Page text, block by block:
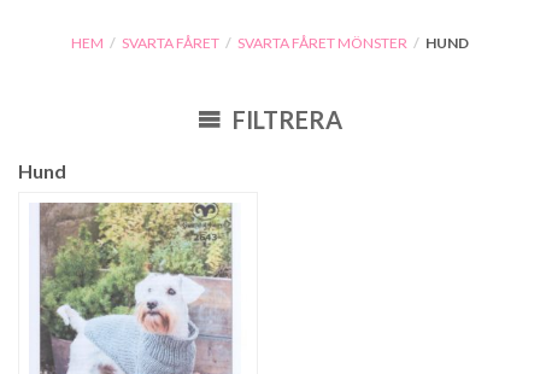
HEM / SVARTA FÅRET / SVARTA FÅRET MÖNSTER / HUND
FILTRERA
Hund